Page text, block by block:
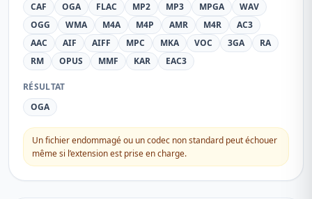
CAF
OGA FLAC MP2 MP3 MPGA
WAV
OGG
WMA M4A M4P AMR M4R
AC3
AAC
AIF AIFF MPC MKA VOC 3GA
RA
RM
OPUS MMF KAR EAC3
RÉSULTAT
OGA
Un fichier endommagé ou un codec non standard peut échouer
même si l’extension est prise en charge.